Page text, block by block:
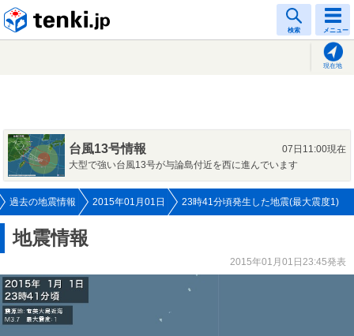
検索 メニュー
現在地
台風13号情報
07日11:00現在
大型で強い台風13号が与論島付近を西に進んでいます
過去の地震情報 2015年01月01日 23時41分頃発生した地震(最大震度1)
地震情報
2015年01月01日23:45発表